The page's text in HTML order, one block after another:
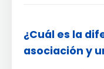
¿Cuál es la
asociación y